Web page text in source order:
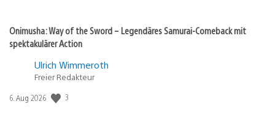
Onimusha: Way of the Sword – Legendäres Samurai-Comeback mit
spektakulärer Action
Ulrich Wimmeroth
Freier Redakteur
Veröffentlichungsdatum:
6. Aug 2026 3